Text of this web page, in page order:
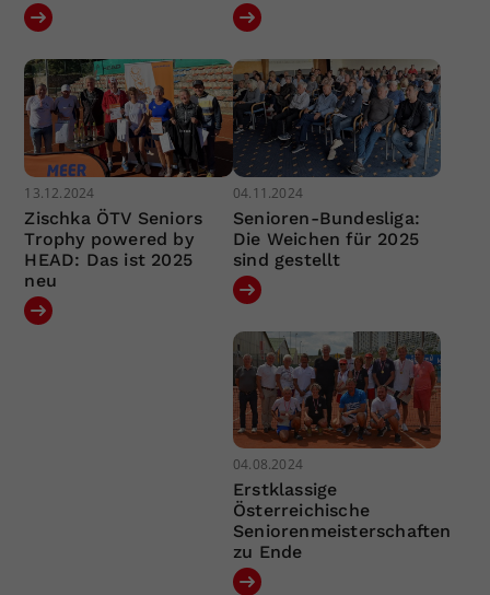
13.12.2024
Zischka ÖTV Seniors
Trophy powered by
HEAD: Das ist 2025
neu
04.11.2024
Senioren-Bundesliga:
Die Weichen für 2025
sind gestellt
04.08.2024
Erstklassige
Österreichische
Seniorenmeisterschaften
zu Ende